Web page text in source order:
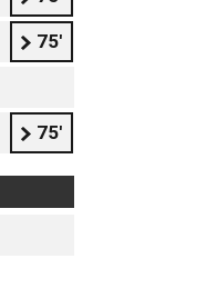
75'
75'